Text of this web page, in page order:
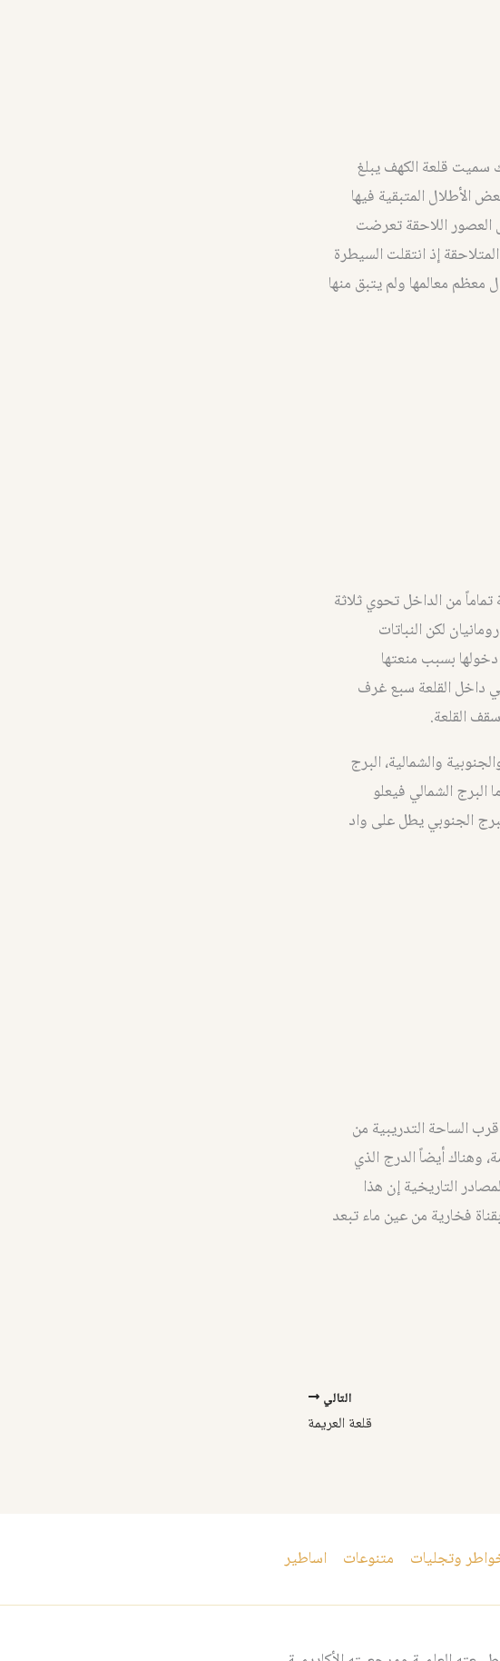
سميت قلعة الكهف يبلغ
لبعض الأطلال المتبقية فيها
العصور اللاحقة تعرضت
إذ انتقلت السيطرة
معظم معالمها ولم يتبق منها
من الداخل تحوي ثلاثة
لكن النباتات
بسبب منعتها
داخل القلعة سبع غرف
القلعة.
والشمالية، البرج
الشمالي فيعلو
الجنوبي يطل على واد
الساحة التدريبية من
وهناك أيضاً الدرج الذي
التاريخية إن هذا
فخارية من عين ماء تبعد
التالي
قلعة العريمة
وتجليات متنوعات اساطير